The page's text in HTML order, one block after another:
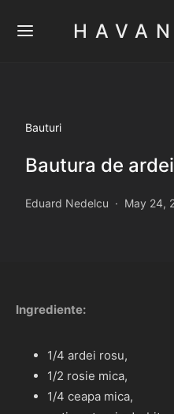
Bauturi
Bautura de ardei
Eduard Nedelcu May 24,
Ingrediente:
1/4 ardei rosu,
1/2 rosie mica,
1/4 ceapa mica,